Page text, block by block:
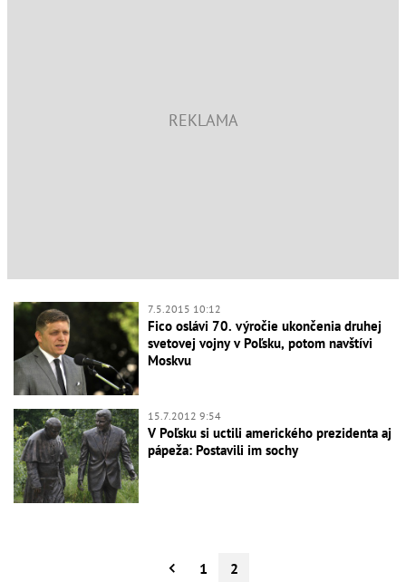
7.5.2015 10:12
Fico oslávi 70. výročie ukončenia druhej
svetovej vojny v Poľsku, potom navštívi
Moskvu
15.7.2012 9:54
V Poľsku si uctili amerického prezidenta aj
pápeža: Postavili im sochy
1 2